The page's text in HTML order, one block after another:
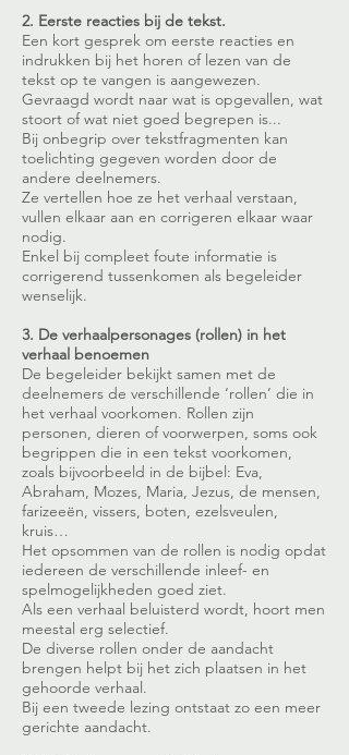
2. Eerste reacties bij de tekst.
Een kort gesprek om eerste reacties en
indrukken bij het horen of lezen van de
tekst op te vangen is aangewezen.
Gevraagd wordt naar wat is opgevallen, wat
stoort of wat niet goed begrepen is...
Bij onbegrip over tekstfragmenten kan
toelichting gegeven worden door de
andere deelnemers.
Ze vertellen hoe ze het verhaal verstaan,
vullen elkaar aan en corrigeren elkaar waar
nodig.
Enkel bij compleet foute informatie is
corrigerend tussenkomen als begeleider
wenselijk.
3. De verhaalpersonages (rollen) in het
verhaal benoemen
De begeleider bekijkt samen met de
deelnemers de verschillende ‘rollen’ die in
het verhaal voorkomen. Rollen zijn
personen, dieren of voorwerpen, soms ook
begrippen die in een tekst voorkomen,
zoals bijvoorbeeld in de bijbel: Eva,
Abraham, Mozes, Maria, Jezus, de mensen,
farizeeën, vissers, boten, ezelsveulen,
kruis…
Het opsommen van de rollen is nodig opdat
iedereen de verschillende inleef- en
spelmogelijkheden goed ziet.
Als een verhaal beluisterd wordt, hoort men
meestal erg selectief.
De diverse rollen onder de aandacht
brengen helpt bij het zich plaatsen in het
gehoorde verhaal.
Bij een tweede lezing ontstaat zo een meer
gerichte aandacht.